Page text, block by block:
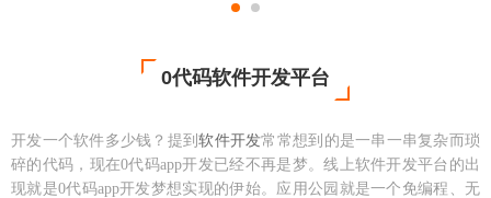
0代码软件开发平台
开发一个软件多少钱 ？提到软件开发常常想到的是一串一串复杂而琐
碎的代码，现在0代码app开发已经不再是梦。线上软件开发平台的出
现就是0代码app开发梦想实现的伊始。应用公园就是一个免编程、无